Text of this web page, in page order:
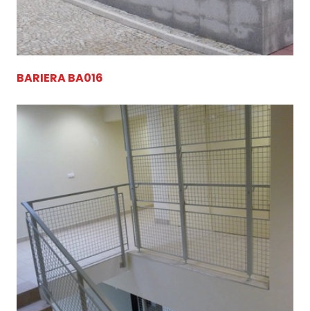
BARIERA BA016